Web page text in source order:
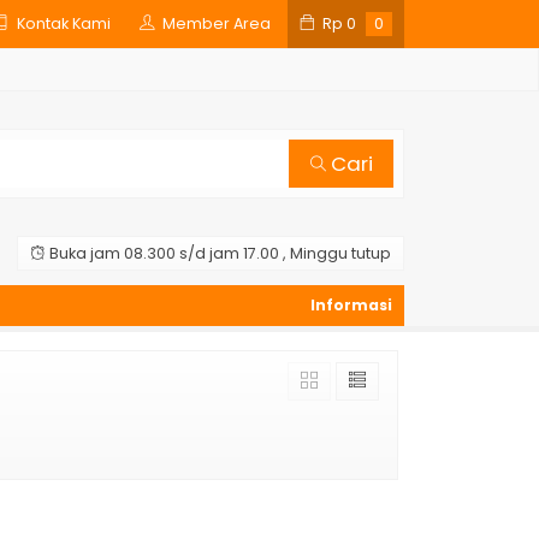
Kontak Kami Member Area Rp 0 0
Cari
Buka jam 08.300 s/d jam 17.00 , Minggu tutup